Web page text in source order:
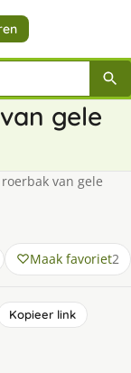
gele
van gele
Maak favoriet2
Kopieer link